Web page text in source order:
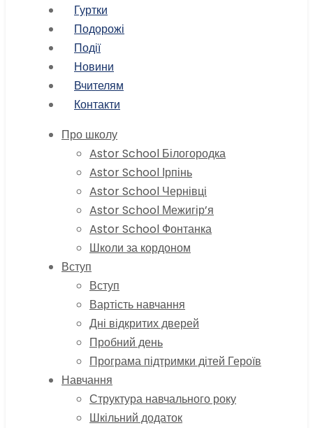
Гуртки
Подорожі
Події
Новини
Вчителям
Контакти
Про школу
Astor School Білогородка
Astor School Ірпінь
Astor School Чернівці
Astor School Межигір’я
Astor School Фонтанка
Школи за кордоном
Вступ
Вступ
Вартість навчання
Дні відкритих дверей
Пробний день
Програма підтримки дітей Героїв
Навчання
Структура навчального року
Шкільний додаток